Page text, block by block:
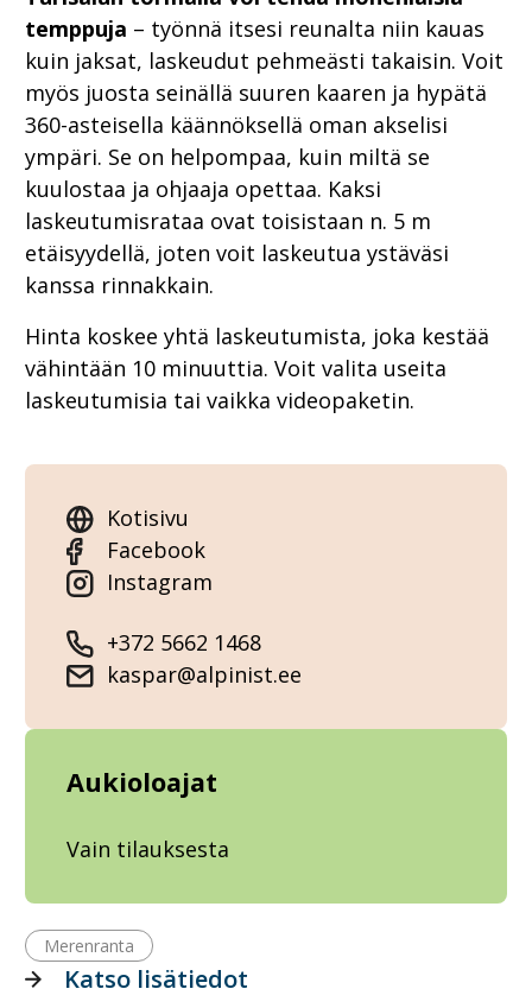
temppuja – työnnä itsesi reunalta niin kauas
kuin jaksat, laskeudut pehmeästi takaisin. Voit
myös juosta seinällä suuren kaaren ja hypätä
360-asteisella käännöksellä oman akselisi
ympäri. Se on helpompaa, kuin miltä se
kuulostaa ja ohjaaja opettaa. Kaksi
laskeutumisrataa ovat toisistaan n. 5 m
etäisyydellä, joten voit laskeutua ystäväsi
kanssa rinnakkain.
Hinta koskee yhtä laskeutumista, joka kestää
vähintään 10 minuuttia. Voit valita useita
laskeutumisia tai vaikka videopaketin.
Kotisivu
Facebook
Instagram
+372 5662 1468
kaspar@alpinist.ee
Aukioloajat
Vain tilauksesta
Merenranta
Katso lisätiedot